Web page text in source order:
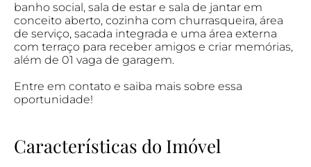
banho social, sala de estar e sala de jantar em
conceito aberto, cozinha com churrasqueira, área
de serviço, sacada integrada e uma área externa
com terraço para receber amigos e criar memórias,
além de 01 vaga de garagem.
Entre em contato e saiba mais sobre essa
oportunidade!
Características do Imóvel